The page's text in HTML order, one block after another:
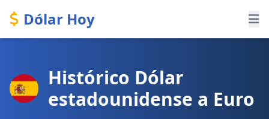
Dólar Hoy
Histórico Dólar
estadounidense a Euro